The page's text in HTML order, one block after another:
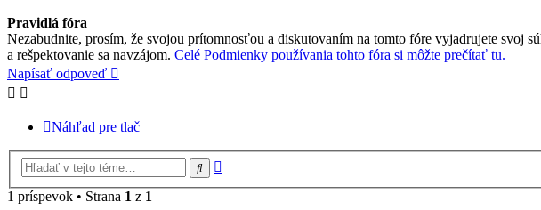
Pravidlá fóra
Nezabudnite, prosím, že svojou prítomnosťou a diskutovaním na tomto fóre vyjadrujete svoj
a rešpektovanie sa navzájom. Celé Podmienky používania tohto fóra si môžte prečítať tu.
Napísať odpoveď
Náhľad pre tlač
Hľadať
1 príspevok • Strana 1 z 1